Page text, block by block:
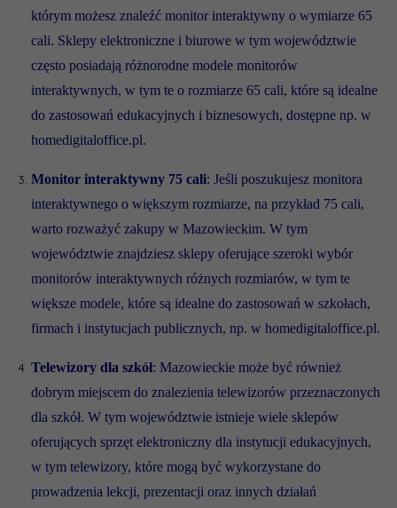
którym możesz znaleźć monitor interaktywny o wymiarze 65
cali. Sklepy elektroniczne i biurowe w tym województwie
często posiadają różnorodne modele monitorów
interaktywnych, w tym te o rozmiarze 65 cali, które są idealne
do zastosowań edukacyjnych i biznesowych, dostępne np. w
homedigitaloffice.pl.
Monitor interaktywny 75 cali: Jeśli poszukujesz monitora
interaktywnego o większym rozmiarze, na przykład 75 cali,
warto rozważyć zakupy w Mazowieckim. W tym
województwie znajdziesz sklepy oferujące szeroki wybór
monitorów interaktywnych różnych rozmiarów, w tym te
większe modele, które są idealne do zastosowań w szkołach,
firmach i instytucjach publicznych, np. w homedigitaloffice.pl.
Telewizory dla szkół: Mazowieckie może być również
dobrym miejscem do znalezienia telewizorów przeznaczonych
dla szkół. W tym województwie istnieje wiele sklepów
oferujących sprzęt elektroniczny dla instytucji edukacyjnych,
w tym telewizory, które mogą być wykorzystane do
prowadzenia lekcji, prezentacji oraz innych działań